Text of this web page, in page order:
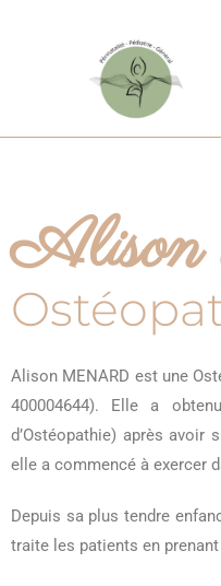
Alison
Alison MENARD est une
400004644). Elle a
d’Ostéopathie) après avoir
elle a commencé à exercer
Depuis sa plus tendre
traite les patients en